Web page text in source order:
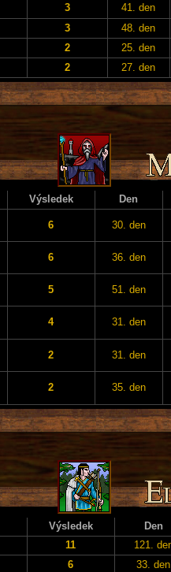
3 41. den
3 48. den
2 25. den
2 27. den
Výsledek Den
6 30. den
6 36. den
5 51. den
4 31. den
2 31. den
2 35. den
Výsledek Den
11 121.
6 33. den